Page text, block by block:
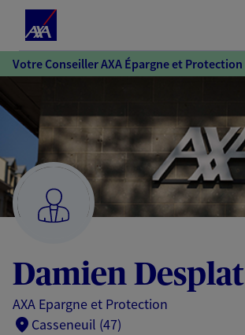
Accéder
au
Accéder
au
pied
de
page
Votre Conseiller AXA Épargne et Protection
Damien Desplat
AXA Epargne et Protection
Casseneuil (47)